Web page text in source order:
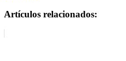
Artículos relacionados: